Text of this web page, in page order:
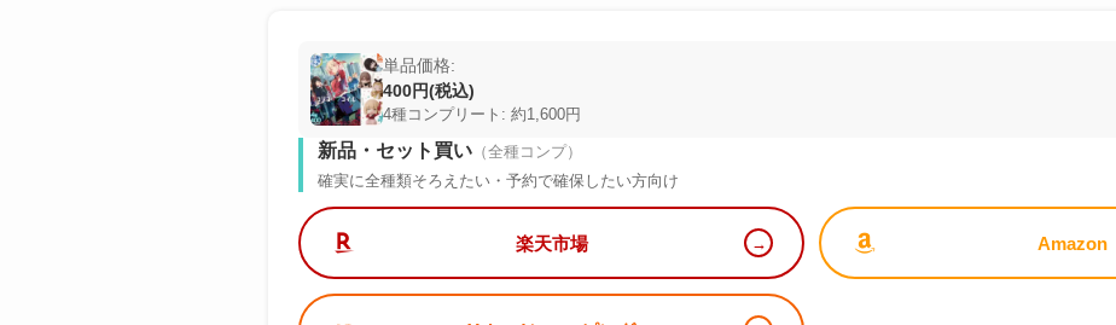
単品価格:
400円(税込)
4種コンプリート: 約1,600円
新品・セット買い （全種コンプ）
確実に全種類そろえたい・予約で確保したい方向け
楽天市場 Amazon